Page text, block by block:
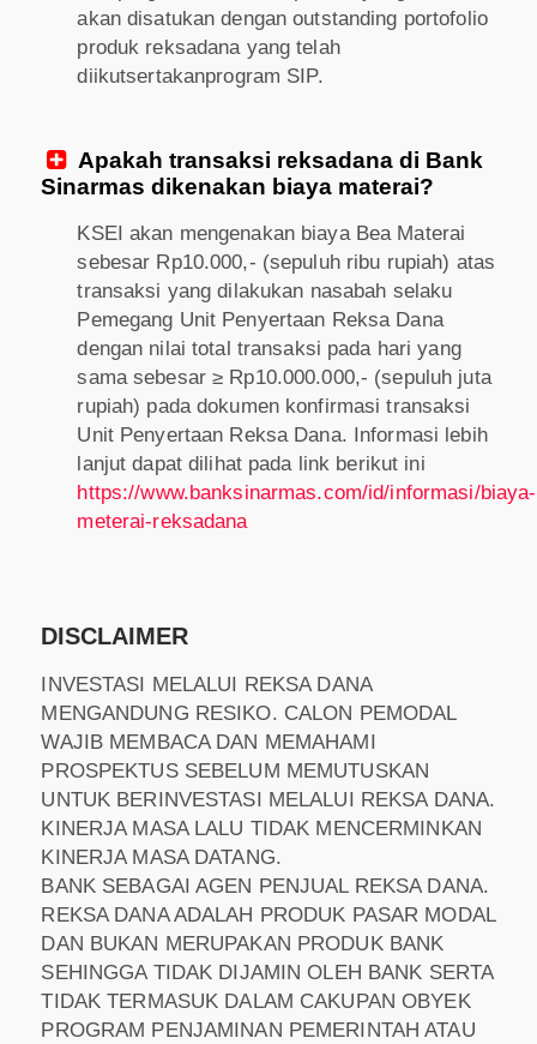
akan disatukan dengan outstanding portofolio
produk reksadana yang telah
diikutsertakanprogram SIP.
 Apakah transaksi reksadana di Bank
Sinarmas dikenakan biaya materai?
KSEI akan mengenakan biaya Bea Materai
sebesar Rp10.000,- (sepuluh ribu rupiah) atas
transaksi yang dilakukan nasabah selaku
Pemegang Unit Penyertaan Reksa Dana
dengan nilai total transaksi pada hari yang
sama sebesar ≥ Rp10.000.000,- (sepuluh juta
rupiah) pada dokumen konfirmasi transaksi
Unit Penyertaan Reksa Dana. Informasi lebih
lanjut dapat dilihat pada link berikut ini
https://www.banksinarmas.com/id/informasi/biaya-
meterai-reksadana
DISCLAIMER
INVESTASI MELALUI REKSA DANA
MENGANDUNG RESIKO. CALON PEMODAL
WAJIB MEMBACA DAN MEMAHAMI
PROSPEKTUS SEBELUM MEMUTUSKAN
UNTUK BERINVESTASI MELALUI REKSA DANA.
KINERJA MASA LALU TIDAK MENCERMINKAN
KINERJA MASA DATANG.
BANK SEBAGAI AGEN PENJUAL REKSA DANA.
REKSA DANA ADALAH PRODUK PASAR MODAL
DAN BUKAN MERUPAKAN PRODUK BANK
SEHINGGA TIDAK DIJAMIN OLEH BANK SERTA
TIDAK TERMASUK DALAM CAKUPAN OBYEK
PROGRAM PENJAMINAN PEMERINTAH ATAU